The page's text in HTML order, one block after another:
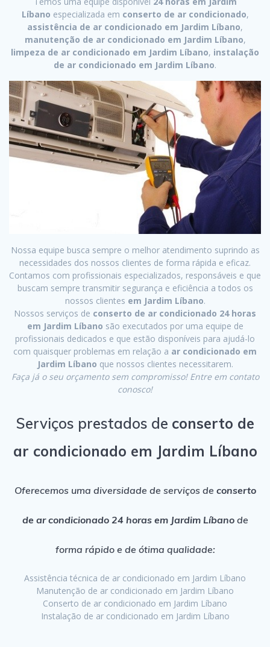
Líbano especializada em conserto de ar condicionado,
assistência de ar condicionado em Jardim Líbano,
manutenção de ar condicionado em Jardim Líbano,
limpeza de ar condicionado em Jardim Líbano, instalação
de ar condicionado em Jardim Líbano.
Nossa equipe busca sempre o melhor atendimento suprindo as
necessidades dos nossos clientes de forma rápida e eficaz.
Contamos com profissionais especializados, responsáveis e que
buscam sempre transmitir segurança e eficiência a todos os
nossos clientes em Jardim Líbano.
Nossos serviços de conserto de ar condicionado 24 horas
em Jardim Líbano são executados por uma equipe de
profissionais dedicados e que estão disponíveis para ajudá-lo
com quaisquer problemas em relação a ar condicionado em
Jardim Líbano que nossos clientes necessitarem.
Faça já o seu orçamento sem compromisso! Entre em contato
conosco!
Serviços prestados de conserto de
ar condicionado em Jardim Líbano
Oferecemos uma diversidade de serviços de conserto
de ar condicionado 24 horas em Jardim Líbanode
forma rápido e de ótima qualidade:
Assistência técnica de ar condicionado em Jardim Líbano
Manutenção de ar condicionado em Jardim Líbano
Conserto de ar condicionado em Jardim Líbano
Instalação de ar condicionado em Jardim Líbano